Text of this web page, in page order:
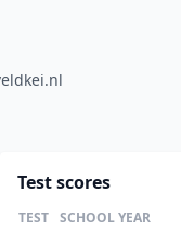
Test scores
TEST SCHOOL YEAR